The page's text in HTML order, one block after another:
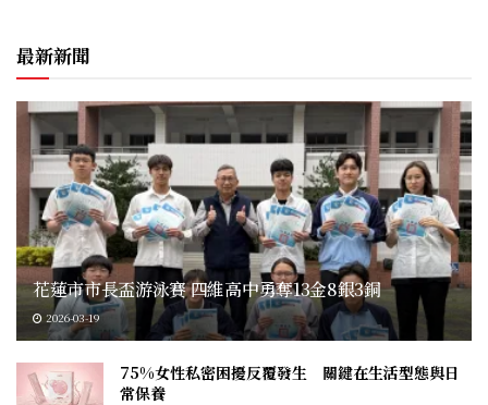
最新新聞
花蓮市市長盃游泳賽 四維高中勇奪13金8銀3銅
2026-03-19
75%女性私密困擾反覆發生 關鍵在生活型態與日
常保養